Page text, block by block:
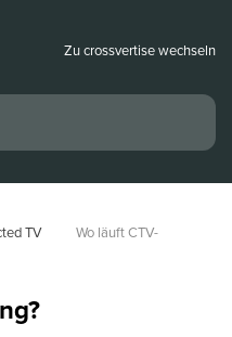
Zu crossvertise wechseln
TV
Wo läuft CTV-